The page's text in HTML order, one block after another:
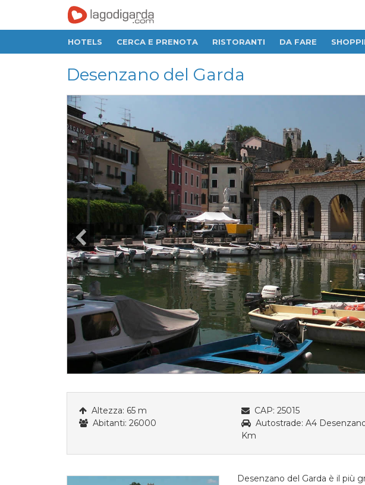
HOTELS CERCA E PRENOTA RISTORANTI DA FARE
Desenzano del Garda
Altezza: 65 m
Abitanti: 26000
CAP: 25015
Autostrade: A4
Km
Desenzano del Garda è il più